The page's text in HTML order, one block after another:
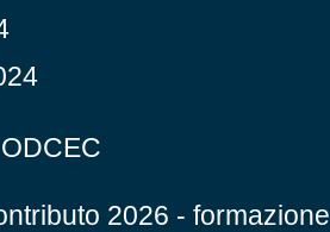
2026 - formazione